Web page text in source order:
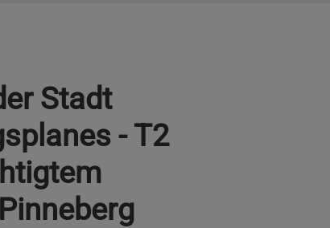
Stadt
- T2